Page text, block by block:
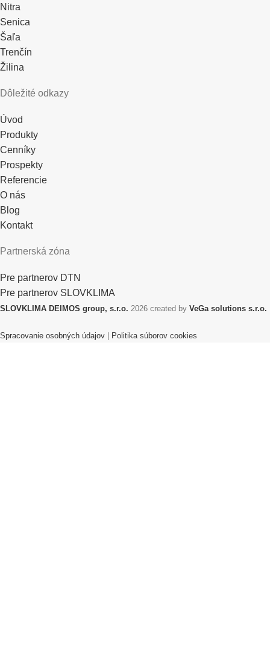
Nitra
Senica
Šaľa
Trenčín
Žilina
Dôležité odkazy
Úvod
Produkty
Cenníky
Prospekty
Referencie
O nás
Blog
Kontakt
Partnerská zóna
Pre partnerov DTN
Pre partnerov SLOVKLIMA
SLOVKLIMA DEIMOS group, s.r.o. 2026 created by VeGa solutions s.r.o.
Spracovanie osobných údajov | Politika súborov cookies